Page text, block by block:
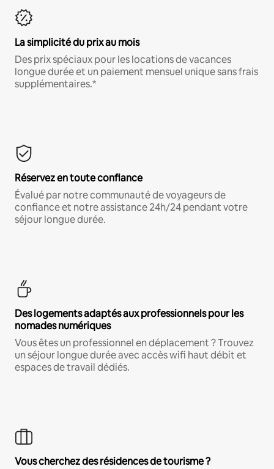
La simplicité du prix au mois
Des prix spéciaux pour les locations de vacances
longue durée et un paiement mensuel unique sans frais
supplémentaires.*
Réservez en toute confiance
Évalué par notre communauté de voyageurs de
confiance et notre assistance 24h/24 pendant votre
séjour longue durée.
Des logements adaptés aux professionnels pour les
nomades numériques
Vous êtes un professionnel en déplacement ? Trouvez
un séjour longue durée avec accès wifi haut débit et
espaces de travail dédiés.
Vous cherchez des résidences de tourisme ?